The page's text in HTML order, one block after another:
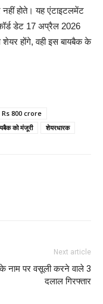
होते। यह एंटाइटलमेंट
डेट 17 अप्रैल 2026
होंगे, वही इस बायबैक के
800 crore
को मंजूरी शेयरधारक
Next article
नाम पर वसूली करने वाले 3
दलाल गिरफ्तार